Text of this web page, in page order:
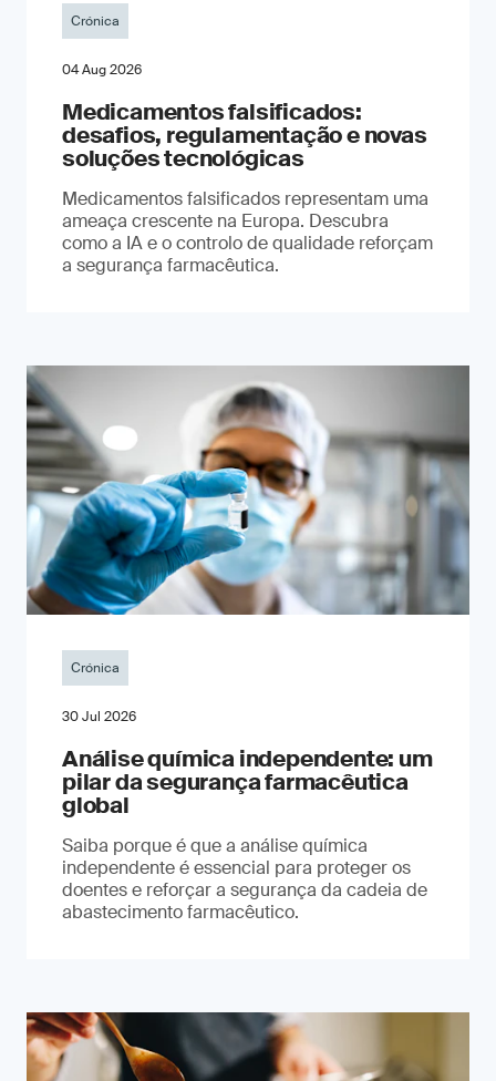
Crónica
04 Aug 2026
Medicamentos falsificados:
desafios, regulamentação e novas
soluções tecnológicas
Medicamentos falsificados representam uma
ameaça crescente na Europa. Descubra
como a IA e o controlo de qualidade reforçam
a segurança farmacêutica.
Crónica
30 Jul 2026
Análise química independente: um
pilar da segurança farmacêutica
global
Saiba porque é que a análise química
independente é essencial para proteger os
doentes e reforçar a segurança da cadeia de
abastecimento farmacêutico.